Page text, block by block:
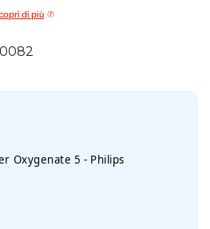
di più
Oxygenate 5 - Philips